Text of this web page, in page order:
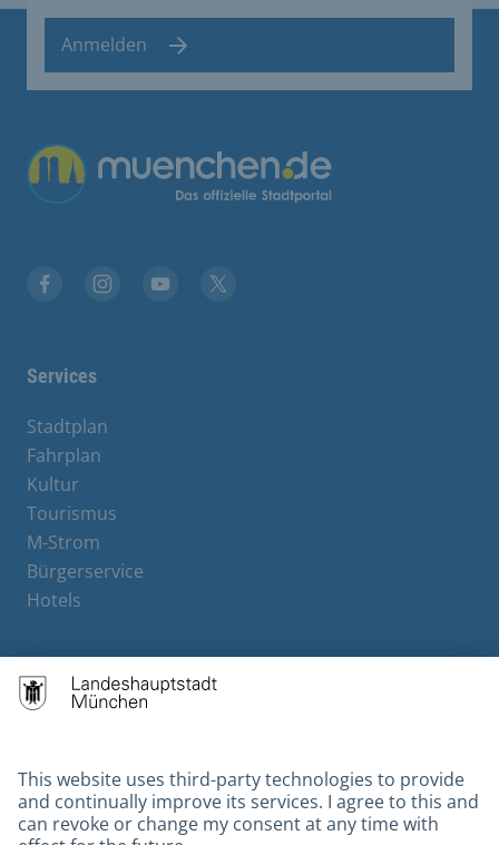
Anmelden
Übergreifende Links
Services
Stadtplan
Fahrplan
Kultur
Tourismus
M-Strom
Bürgerservice
Hotels
Contact
Gebärdensprache
Datenschutz